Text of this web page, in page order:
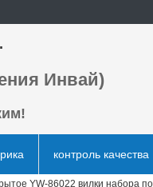
Инвай)
контроль качества
YW-86022 вилки набора